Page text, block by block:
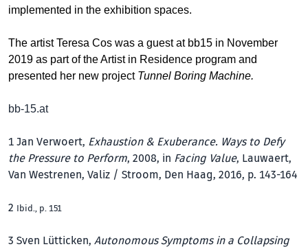
implemented in the exhibition spaces.
The artist Teresa Cos was a guest at bb15 in November
2019 as part of the Artist in Residence program and
presented her new project Tunnel Boring Machine.
bb-15.at
1 Jan Verwoert, Exhaustion & Exuberance. Ways to Defy
the Pressure to Perform, 2008, in Facing Value, Lauwaert,
Van Westrenen, Valiz / Stroom, Den Haag, 2016, p. 143-164
2 Ibid., p. 151
3 Sven Lütticken, Autonomous Symptoms in a Collapsing